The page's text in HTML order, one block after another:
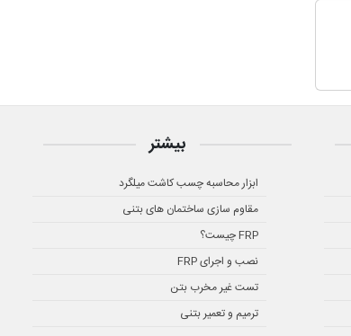
بیشتر
ابزار محاسبه چسب کاشت میلگرد
مقاوم سازی ساختمان های بتنی
FRP چیست؟
نصب و اجرای FRP
تست غیر مخرب بتن
ترمیم و تعمیر بتنی